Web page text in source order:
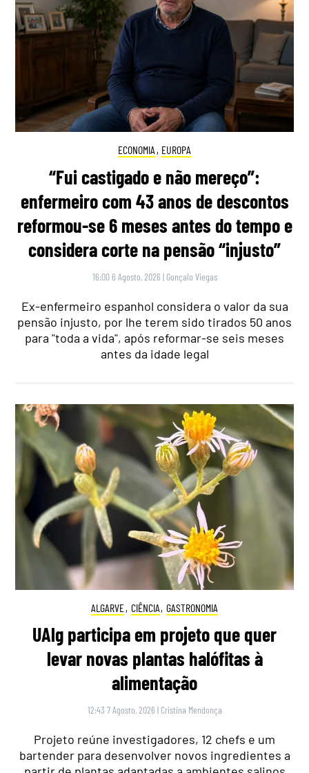
ECONOMIA , EUROPA
“Fui castigado e não mereço”:
enfermeiro com 43 anos de descontos
reformou-se 6 meses antes do tempo e
considera corte na pensão “injusto”
16:00 6 Agosto, 2026 | Gonçalo Viegas
Ex-enfermeiro espanhol considera o valor da sua
pensão injusto, por lhe terem sido tirados 50 anos
para "toda a vida", após reformar-se seis meses
antes da idade legal
ALGARVE, CIÊNCIA, GASTRONOMIA
UAlg participa em projeto que quer
levar novas plantas halófitas à
alimentação
12:43 7 Agosto, 2026 | Cristina Mendonça
Projeto reúne investigadores, 12 chefs e um
bartender para desenvolver novos ingredientes a